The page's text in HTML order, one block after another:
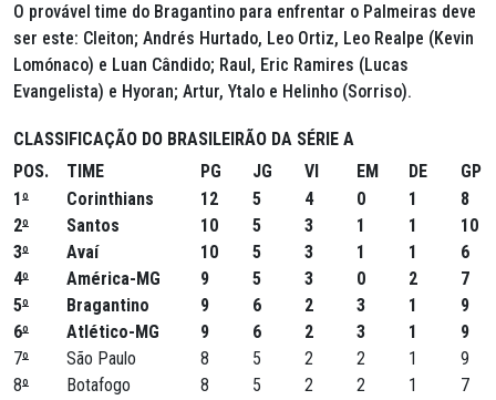
O provável time do Bragantino para enfrentar o Palmeiras deve
ser este: Cleiton; Andrés Hurtado, Leo Ortiz, Leo Realpe (Kevin
Lomónaco) e Luan Cândido; Raul, Eric Ramires (Lucas
Evangelista) e Hyoran; Artur, Ytalo e Helinho (Sorriso).
CLASSIFICAÇÃO DO BRASILEIRÃO DA SÉRIE A
POS.
TIME PG JG VI EM DE
GP
1º Corinthians 12 5 4 0 1
8
2º Santos 10 5 3 1 1
10
3º Avaí 10 5 3 1 1
6
4º América-MG 9 5 3 0 2
7
5º Bragantino 9 6 2 3 1
9
6º Atlético-MG 9 6 2 3 1
9
7º São Paulo 8 5 2 2 1
9
8º Botafogo 8 5 2 2 1
7